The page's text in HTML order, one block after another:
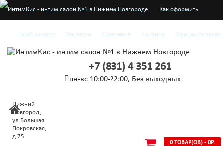
Как оформить
О нас
Доставка и оплата
Мой аккаунт Закладки Сравнение Корзина Оформить заказ
+7 (831) 4 351 261
пн-вс 10:00-22:00, Без выходных
Нижний
Новгород,
ул.Большая
Покровская,
д.75
0 ТОВАР(ОВ) - 0Р.